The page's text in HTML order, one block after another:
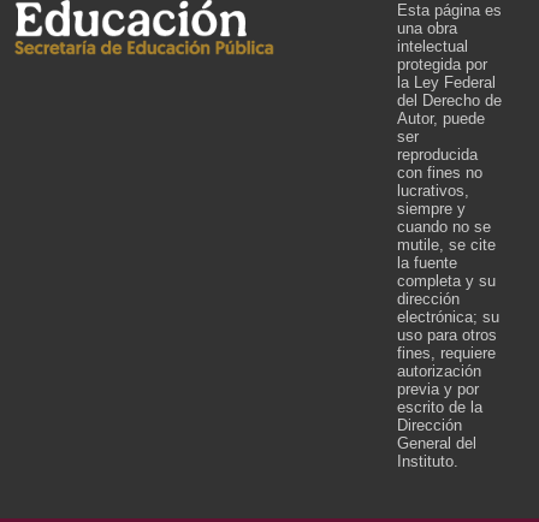
Esta página es
una obra
intelectual
protegida por
la Ley Federal
del Derecho de
Autor, puede
ser
reproducida
con fines no
lucrativos,
siempre y
cuando no se
mutile, se cite
la fuente
completa y su
dirección
electrónica; su
uso para otros
fines, requiere
autorización
previa y por
escrito de la
Dirección
General del
Instituto.